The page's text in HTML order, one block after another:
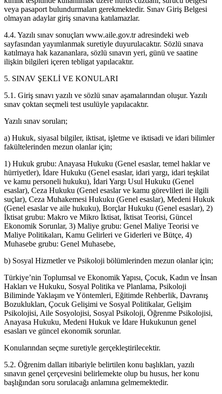
veya pasaport bulundurmaları gerekmektedir. Sınav Giriş Belgesi
olmayan adaylar giriş sınavına katılamazlar.
4.4. Yazılı sınav sonuçları www.aile.gov.tr adresindeki web
sayfasından yayımlanmak suretiyle duyurulacaktır. Sözlü sınava
katılmaya hak kazananlara, sözlü sınavın yeri, günü ve saatine
ilişkin bilgileri içeren tebligat yapılacaktır.
5. SINAV ŞEKLİ VE KONULARI
5.1. Giriş sınavı yazılı ve sözlü sınav aşamalarından oluşur. Yazılı
sınav çoktan seçmeli test usulüyle yapılacaktır.
Yazılı sınav soruları;
a) Hukuk, siyasal bilgiler, iktisat, işletme ve iktisadi ve idari bilimler
fakültelerinden mezun olanlar için;
1) Hukuk grubu: Anayasa Hukuku (Genel esaslar, temel haklar ve
hürriyetler), İdare Hukuku (Genel esaslar, idari yargı, idari teşkilat
ve kamu personeli hukuku), İdari Yargı Usul Hukuku (Genel
esaslar), Ceza Hukuku (Genel esaslar ve kamu görevlileri ile ilgili
suçlar), Ceza Muhakemesi Hukuku (Genel esaslar), Medeni Hukuk
(Genel esaslar ve aile hukuku), Borçlar Hukuku (Genel esaslar), 2)
İktisat grubu: Makro ve Mikro İktisat, İktisat Teorisi, Güncel
Ekonomik Sorunlar, 3) Maliye grubu: Genel Maliye Teorisi ve
Maliye Politikaları, Kamu Gelirleri ve Giderleri ve Bütçe, 4)
Muhasebe grubu: Genel Muhasebe,
b) Sosyal Hizmetler ve Psikoloji bölümlerinden mezun olanlar için;
Türkiye’nin Toplumsal ve Ekonomik Yapısı, Çocuk, Kadın ve İnsan
Hakları ve Hukuku, Sosyal Politika ve Planlama, Psikoloji
Biliminde Yaklaşım ve Yöntemleri, Eğitimde Rehberlik, Davranış
Bozuklukları, Çocuk Gelişimi ve Sosyal Politikalar, Gelişim
Psikolojisi, Aile Sosyolojisi, Sosyal Psikoloji, Öğrenme Psikolojisi,
Anayasa Hukuku, Medeni Hukuk ve İdare Hukukunun genel
esasları ve güncel ekonomik sorunlar.
Konularından seçme suretiyle gerçekleştirilecektir.
5.2. Öğrenim dalları itibariyle belirtilen konu başlıkları, yazılı
sınavın genel çerçevesini belirlemekte olup bu husus, her konu
başlığından soru sorulacağı anlamına gelmemektedir.